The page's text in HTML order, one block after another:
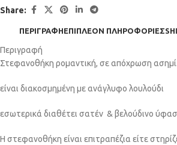
Share:
ΠΕΡΙΓΡΑΦΉΕΠΙΠΛΈΟΝ ΠΛΗΡΟΦΟΡΊΕΣ
Περιγραφή
Στεφανοθήκη ρομαντική, σε απόχρωση ασημί.
είναι διακοσμημένη με ανάγλυφo λουλούδι
εσωτερικά διαθέτει σατέν & βελούδινο
Η στεφανοθήκη είναι επιτραπέζια είτε